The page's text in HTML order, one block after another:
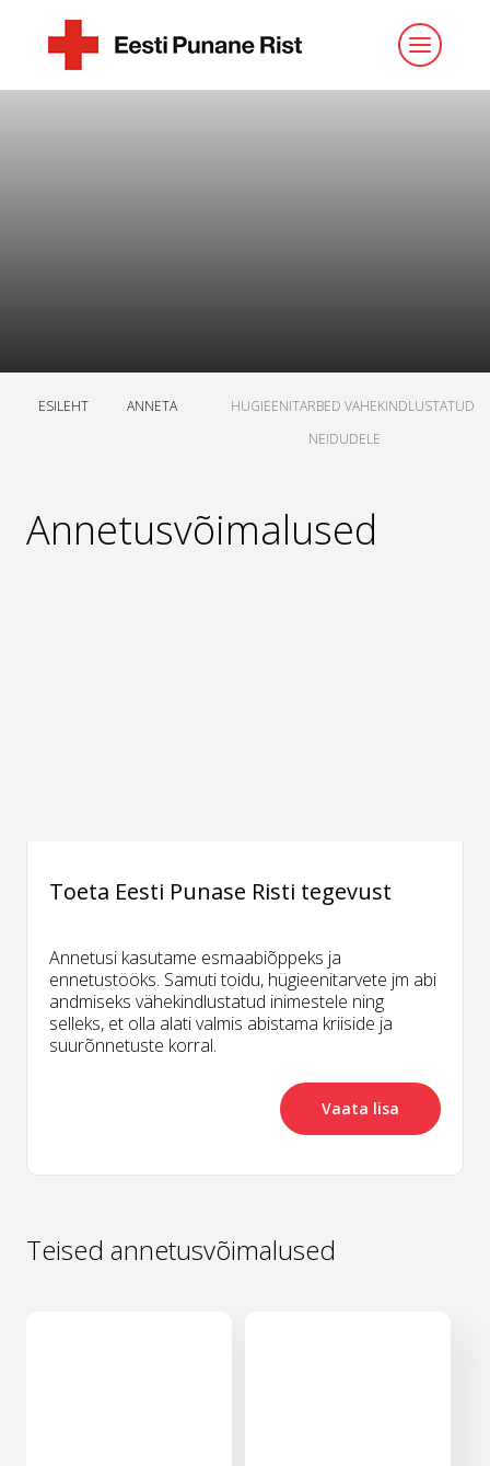
ESILEHT ANNETA
HUGIEENITARBED VAHEKINDLUSTATUD
NEIDUDELE
Annetusvõimalused
Toeta Eesti Punase Risti tegevust
Annetusi kasutame esmaabiõppeks ja
ennetustööks. Samuti toidu, hügieenitarvete jm abi
andmiseks vähekindlustatud inimestele ning
selleks, et olla alati valmis abistama kriiside ja
suurõnnetuste korral.
Vaata lisa
Teised annetusvõimalused